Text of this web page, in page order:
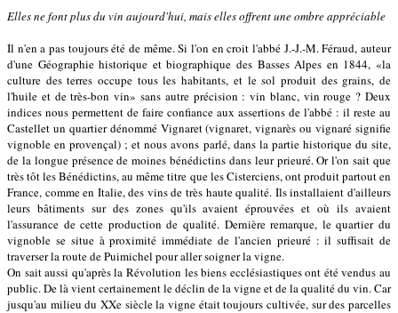
Elles ne font plus du vin aujourd'hui, mais elles offrent une ombre appréciable
Il n'en a pas toujours été de même. Si l'on en croit l'abbé J.-J.-M. Féraud, auteur
d'une Géographie historique et biographique des Basses Alpes en 1844, «la
culture des terres occupe tous les habitants, et le sol produit des grains, de
l'huile et de très-bon vin» sans autre précision : vin blanc, vin rouge ? Deux
indices nous permettent de faire confiance aux assertions de l'abbé : il reste au
Castellet un quartier dénommé Vignaret (vignaret, vignarès ou vignaré signifie
vignoble en provençal) ; et nous avons parlé, dans la partie historique du site,
de la longue présence de moines bénédictins dans leur prieuré. Or l'on sait que
très tôt les Bénédictins, au même titre que les Cisterciens, ont produit partout en
France, comme en Italie, des vins de très haute qualité. Ils installaient d'ailleurs
leurs bâtiments sur des zones qu'ils avaient éprouvées et où ils avaient
l'assurance de cette production de qualité. Dernière remarque, le quartier du
vignoble se situe à proximité immédiate de l'ancien prieuré : il suffisait de
traverser la route de Puimichel pour aller soigner la vigne.
On sait aussi qu'après la Révolution les biens ecclésiastiques ont été vendus au
public. De là vient certainement le déclin de la vigne et de la qualité du vin. Car
jusqu'au milieu du XXe siècle la vigne était toujours cultivée, sur des parcelles